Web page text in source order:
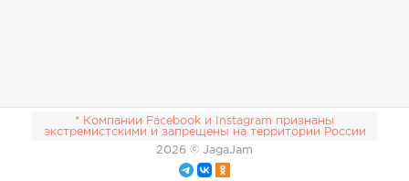
* Компании Facebook и Instagram признаны
экстремистскими и запрещены на территории России
2026 © JagaJam